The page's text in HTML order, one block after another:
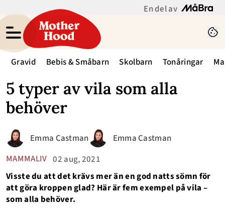
En del av
Gravid Bebis & Småbarn Skolbarn Tonåringar
5 typer av vila som alla
behöver
MAMMALIV 02 aug, 2021
Emma Castman Emma Castman
Visste du att det krävs mer än en god natts sömn för
att göra kroppen glad? Här är fem exempel på vila –
som alla behöver.